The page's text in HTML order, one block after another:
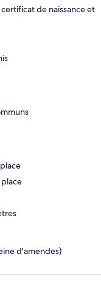
de naissance et
d'amendes)